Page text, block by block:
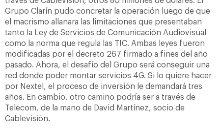
Grupo Clarín pudo concretar la operación luego de que
el macrismo allanara las limitaciones que presentaban
tanto la Ley de Servicios de Comunicación Audiovisual
como la norma que regula las TIC. Ambas leyes fueron
modificadas por el decreto 267 firmado a fines del año
pasado. Ahora, el desafío del Grupo será conseguir una
red donde poder montar servicios 4G. Si lo quiere hacer
por Nextel, el proceso de inversión le demandará tres
años. En cambio, otro camino podría ser a través de
Telecom, de la mano de David Martínez, socio de
Cablevisión.